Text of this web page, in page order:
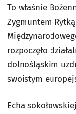
To właśnie
Zygmuntem
rozpoczęło
dolnośląskim
swoistym
Echa